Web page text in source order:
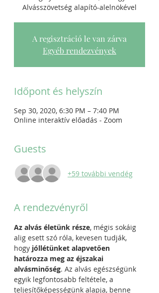
Alvásszövetség alapító-alelnökével
A regisztráció le van zárva
Egyéb rendezvények
Időpont és helyszín
Sep 30, 2020, 6:30 PM – 7:40 PM
Online interaktív előadás - Zoom
Guests
+59 további vendég
A rendezvényről
Az alvás életünk része, mégis sokáig
alig esett szó róla, kevesen tudják,
hogy jóllétünket alapvetően
határozza meg az éjszakai
alvásminőség. Az alvás egészségünk
egyik legfontosabb feltétele, a
teljesítőképességünk alapja, benne